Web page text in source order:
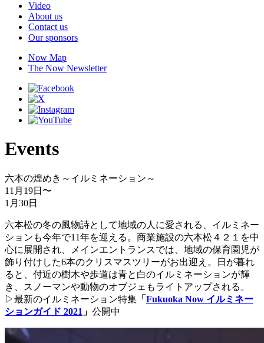
Video
About us
Contact us
Our sponsors
Now Map
The Now Newsletter
Events
六本の煌めき～イルミネーション～
11月19日 〜
1月30日
六本松の冬の風物詩として地域の人に愛される、イルミネー
ションも今年で11年を迎える。商業施設の六本松４２１を中
心に展開され、メインエントランスでは、地域の保育園児が
飾り付けした6本のクリスマスツリーがお出迎え。日が暮れ
ると、付近の樹木や歩道は青と白のイルミネーションが輝
き、スノーマンや動物のオブジェもライトアップされる。
▷最新のイルミネーション特集 「 Fukuoka Now イルミネー
ションガイド 2021 」 公開中